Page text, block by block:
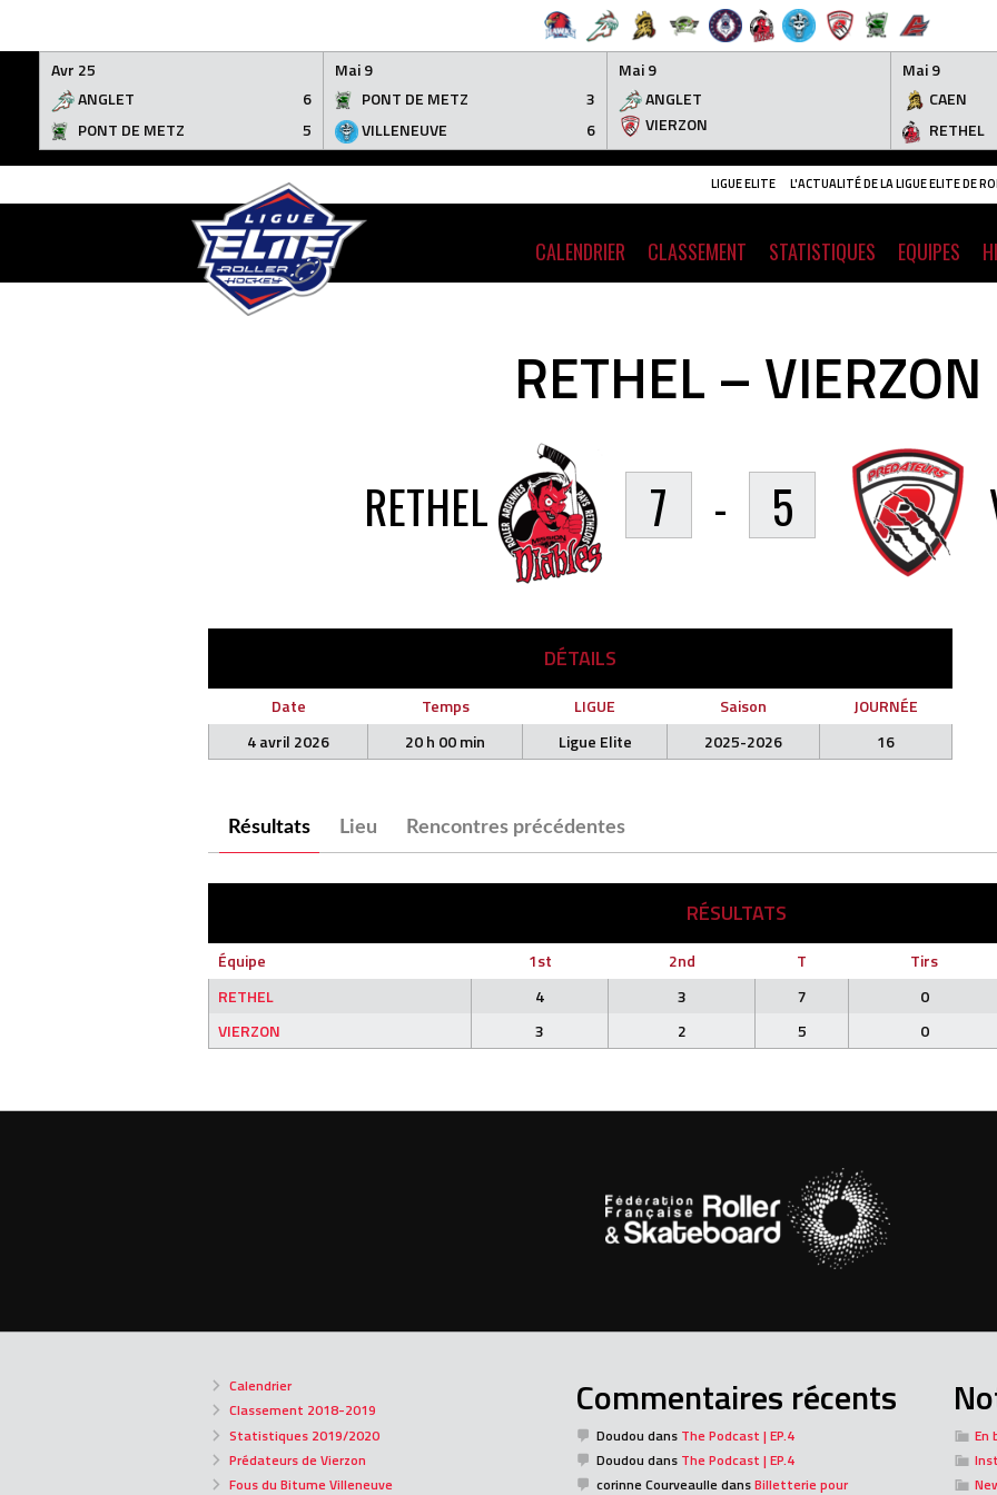
Avr 25
ANGLET
6
PONT DE METZ
5
Mai 9
PONT DE METZ
3
VILLENEUVE
6
Mai 9
ANGLET
VIERZON
Mai 9
CAEN
RETHEL
content
LIGUE ELITE L'ACTUALITÉ DE LA LIGUE ELITE DE
CALENDRIER CLASSEMENT STATISTIQUES EQUIPES
RETHEL – VIERZON
RETHEL 7 - 5
DÉTAILS
Date Temps LIGUE Saison
JOURNÉE
4 avril 2026
20 h 00 min Ligue Elite 2025-2026 16
Résultats Lieu Rencontres précédentes
RÉSULTATS
Équipe 1st 2nd T Tirs
RETHEL
4 3 7 0
VIERZON
3 2 5 0
Calendrier
Classement 2018-2019
Statistiques 2019/2020
Prédateurs de Vierzon
Fous du Bitume Villeneuve
Commentaires récents
Doudou dans The Podcast | EP.4
Doudou dans The Podcast | EP.4
corinne CourveaulledansBilletterie pour
En